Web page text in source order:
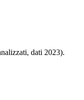
dati 2023).